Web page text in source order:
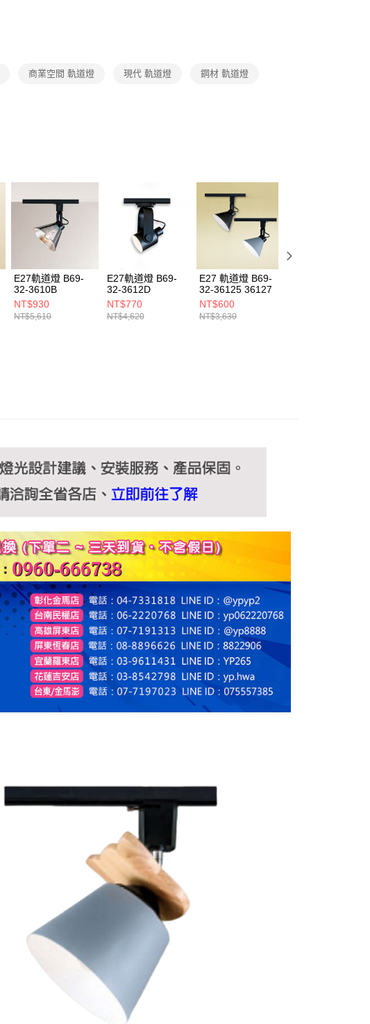
先享後付繳納相關費用。
２．關於個人資料處理事宜，請瀏覽以下網址：
３．未成年的使用者請事先徵得法定代理人或監護人之同意方可使用
「AFTEE先享後付」，若未經同意申辦者引起之損失，本公司不負相關責
任。
４．使用「AFTEE先享後付」時，將依據個別帳號之用戶狀況，依本公司
即時審查核予不同之上限額度；若仍有額度不足之情形，本公司將視審查
結果請求用戶進行身份認證。
５．嚴禁一人註冊多個帳號或使用他人資訊註冊。若發現惡意使用之情
形，恩沛科技股份有限公司將有權停止該用戶之使用額度並採取法律行
動。
商業空間 軌道燈 現代 軌道燈 鋼材 軌道燈
E27軌道燈 B69-
32-3610B
NT$930
NT$5,610
E27軌道燈 B69-
32-3612D
NT$770
NT$4,620
E27 軌道燈 B69-
32-36125 36127
NT$600
NT$3,630